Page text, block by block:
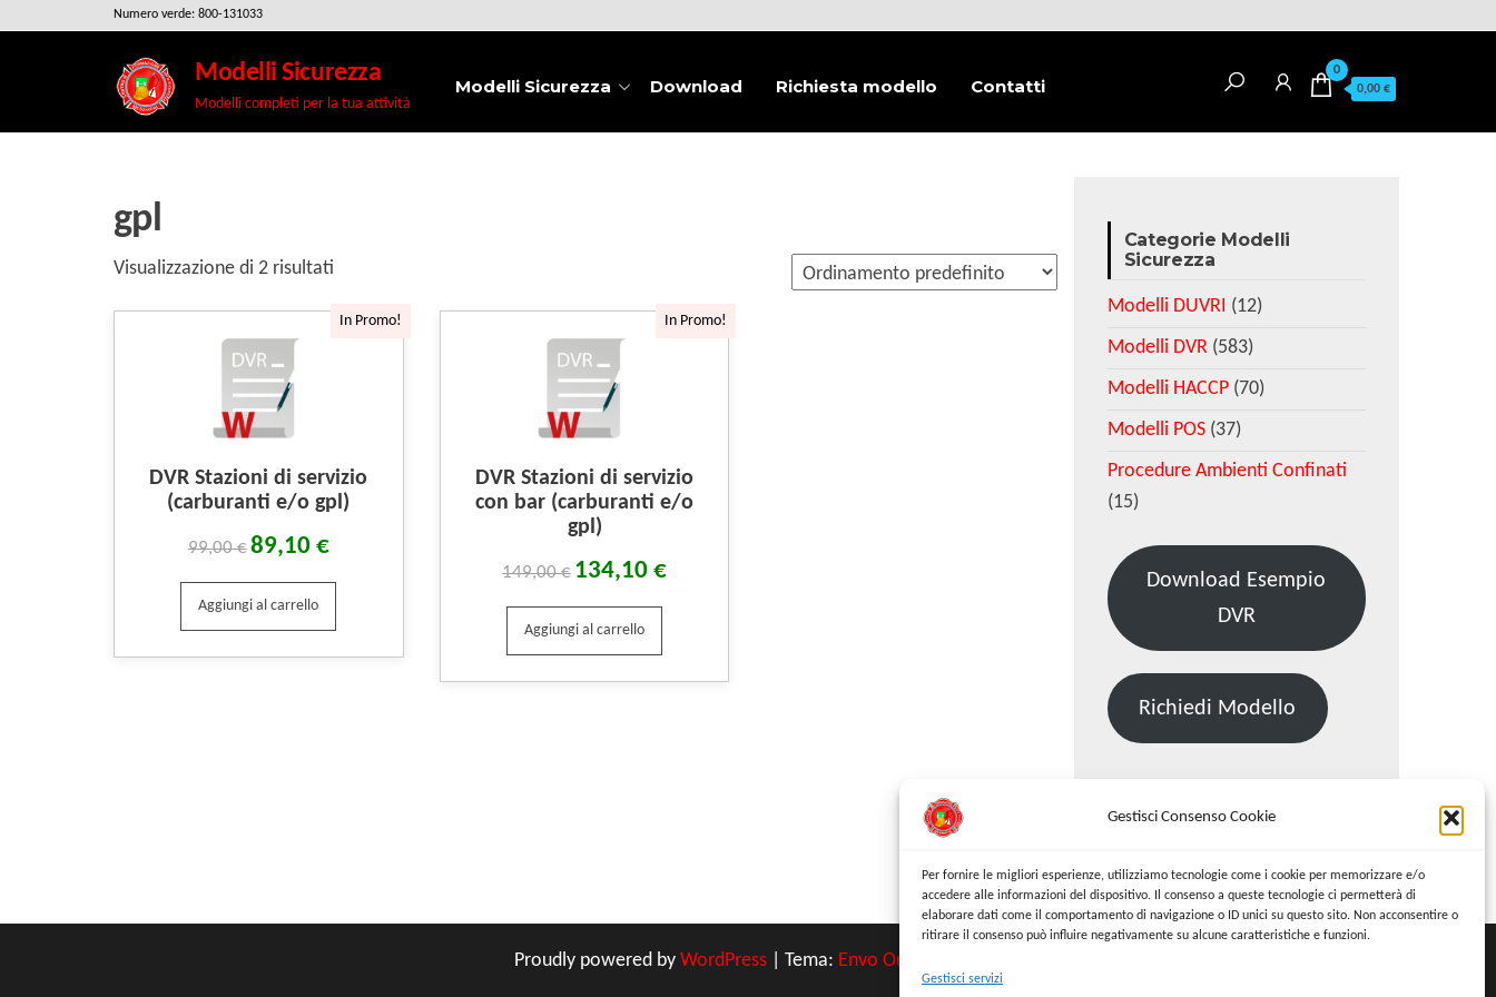
Gestisci Consenso Cookie
Per fornire le migliori esperienze, utilizziamo tecnologie come i cookie per memorizzare e/o
accedere alle informazioni del dispositivo. Il consenso a queste tecnologie ci permetterà di
elaborare dati come il comportamento di navigazione o ID unici su questo sito. Non acconsentire o
ritirare il consenso può influire negativamente su alcune caratteristiche e funzioni.
Gestisci servizi
contenuto
Numero verde: 800-131033
Modelli Sicurezza
Modelli completi per la tua attività
0
0,00 €
Modelli Sicurezza Download Richiesta modello Contatti
gpl
Visualizzazione di 2 risultati
In Promo!
DVR Stazioni di servizio
(carburanti e/o gpl)
99,00€89,10 €
Aggiungi al carrello
In Promo!
DVR Stazioni di servizio
con bar (carburanti e/o
gpl)
149,00€ 134,10€
Aggiungi al carrello
Categorie Modelli
Sicurezza
Modelli DUVRI (12)
Modelli DVR (583)
Modelli HACCP (70)
Modelli POS (37)
Procedure Ambienti Confinati
(15)
Download Esempio
DVR
Richiedi Modello
Proudly powered by WordPress Tema: Envo Online Store